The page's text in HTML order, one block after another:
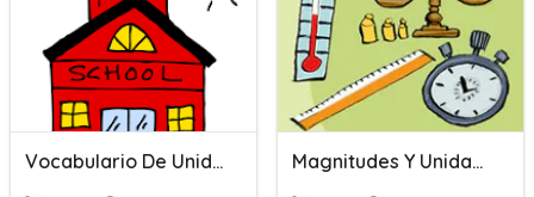
Vocabulario De Unidad 2 - La Escuela Magnitudes Y Unidades Industrial 4